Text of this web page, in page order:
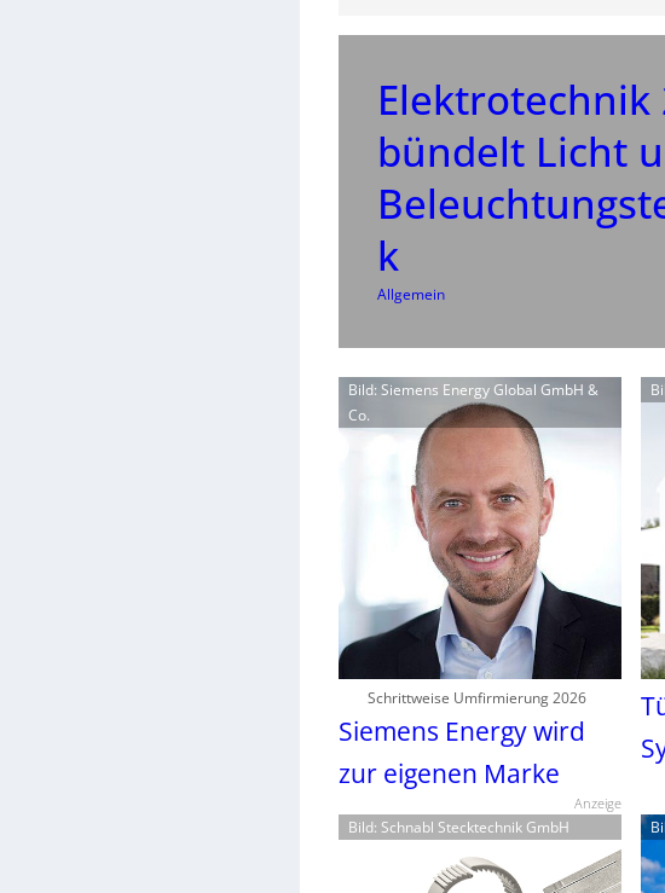
Elektrotechnik
bündelt Licht
k
Allgemein
Bild: Siemens Energy Global GmbH &
Co.
Schrittweise Umfirmierung 2026
Siemens Energy wird
zur eigenen Marke
Anzeige
Bild: Schnabl Stecktechnik GmbH